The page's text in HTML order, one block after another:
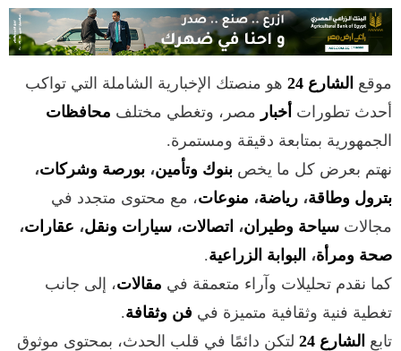
موقع الشارع 24
هو منصتك الإخبارية الشاملة التي تواكب
أحدث تطورات أخبار مصر، وتغطي مختلف محافظات
الجمهورية بمتابعة دقيقة ومستمرة.
نهتم بعرض كل ما يخص بنوك وتأمين، بورصة وشركات،
بترول وطاقة، رياضة، منوعات، مع محتوى متجدد في
مجالات سياحة وطيران، اتصالات، سيارات ونقل، عقارات،
صحة ومرأة، البوابة الزراعية.
كما نقدم تحليلات وآراء متعمقة في مقالات، إلى جانب
تغطية فنية وثقافية متميزة في فن وثقافة.
تابع الشارع 24
لتكن دائمًا في قلب الحدث، بمحتوى موثوق